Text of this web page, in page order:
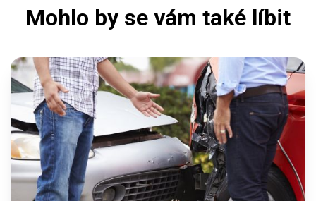
Mohlo by se vám také líbit